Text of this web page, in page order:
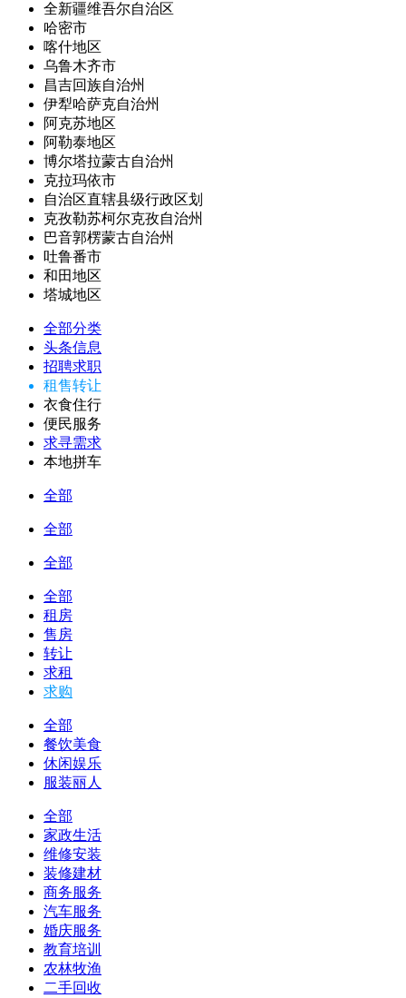
全新疆维吾尔自治区
哈密市
喀什地区
乌鲁木齐市
昌吉回族自治州
伊犁哈萨克自治州
阿克苏地区
阿勒泰地区
博尔塔拉蒙古自治州
克拉玛依市
自治区直辖县级行政区划
克孜勒苏柯尔克孜自治州
巴音郭楞蒙古自治州
吐鲁番市
和田地区
塔城地区
全部分类
头条信息
招聘求职
租售转让
衣食住行
便民服务
求寻需求
本地拼车
全部
全部
全部
全部
租房
售房
转让
求租
求购
全部
餐饮美食
休闲娱乐
服装丽人
全部
家政生活
维修安装
装修建材
商务服务
汽车服务
婚庆服务
教育培训
农林牧渔
二手回收